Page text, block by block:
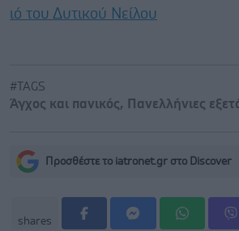
ιό του Δυτικού Νείλου
#TAGS
Άγχος και πανικός, Πανελλήνιες
Προσθέστε το iatronet.gr στο Discover
shares